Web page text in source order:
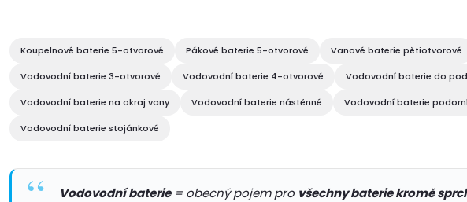
á
d
a
c
í
Koupelnové baterie 5-otvorové Pákové baterie 5-otvorové Vanové baterie pětiotvorové
Vodovodní baterie 3-otvorové Vodovodní baterie 4-otvorové Vodovodní baterie do
Vodovodní baterie na okraj vany Vodovodní baterie nástěnné Vodovodní baterie
Vodovodní baterie stojánkové
Vodovodní baterie= obecný pojem pro všechny baterie kromě